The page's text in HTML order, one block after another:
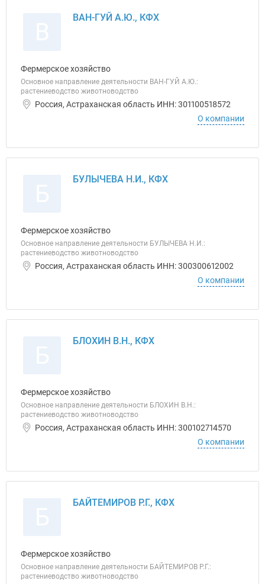
ВАН-ГУЙ А.Ю., КФХ
Фермерское хозяйство
Основное направление деятельности ВАН-ГУЙ А.Ю.:
растениеводство животноводство
Россия, Астраханская область ИНН: 301100518572
О компании
БУЛЫЧЕВА Н.И., КФХ
Фермерское хозяйство
Основное направление деятельности БУЛЫЧЕВА Н.И.:
растениеводство животноводство
Россия, Астраханская область ИНН: 300300612002
О компании
БЛОХИН В.Н., КФХ
Фермерское хозяйство
Основное направление деятельности БЛОХИН В.Н.:
растениеводство животноводство
Россия, Астраханская область ИНН: 300102714570
О компании
БАЙТЕМИРОВ Р.Г., КФХ
Фермерское хозяйство
Основное направление деятельности БАЙТЕМИРОВ Р.Г.:
растениеводство животноводство